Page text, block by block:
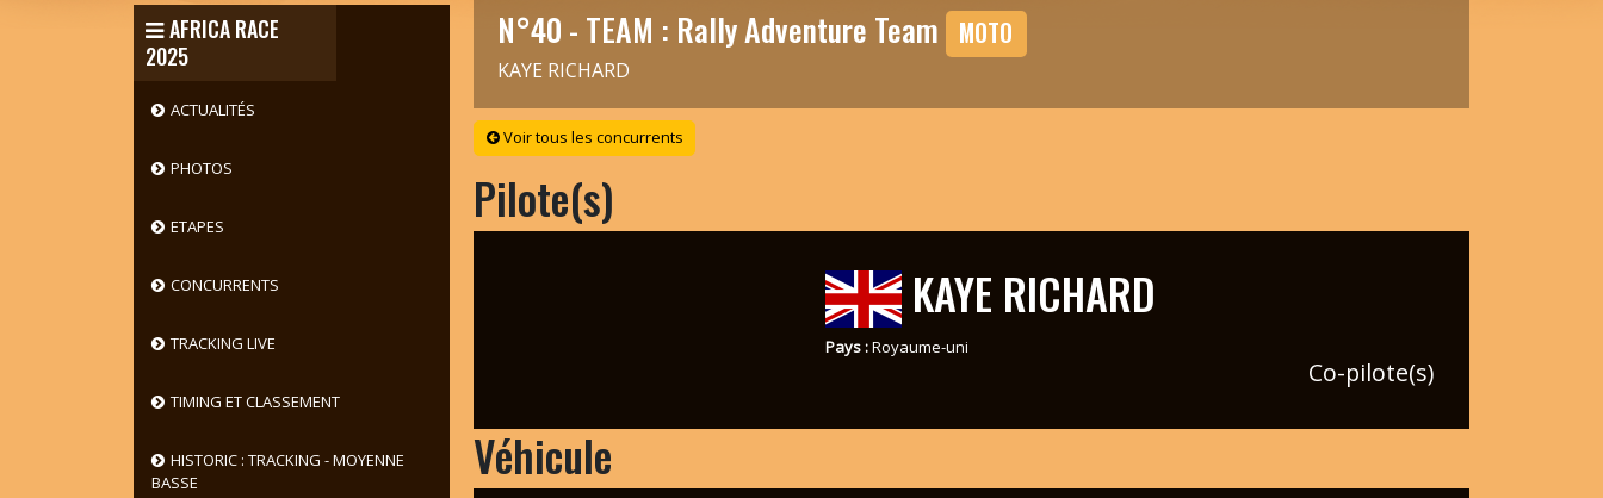
AFRICA RACE
2025
ACTUALITÉS
PHOTOS
ETAPES
CONCURRENTS
TRACKING LIVE
TIMING ET CLASSEMENT
HISTORIC : TRACKING - MOYENNE
BASSE
N°40 - TEAM : Rally Adventure Team MOTO
KAYE RICHARD
Voir tous les concurrents
Pilote(s)
KAYE RICHARD
Pays :Royaume-uni
Co-pilote(s)
Véhicule